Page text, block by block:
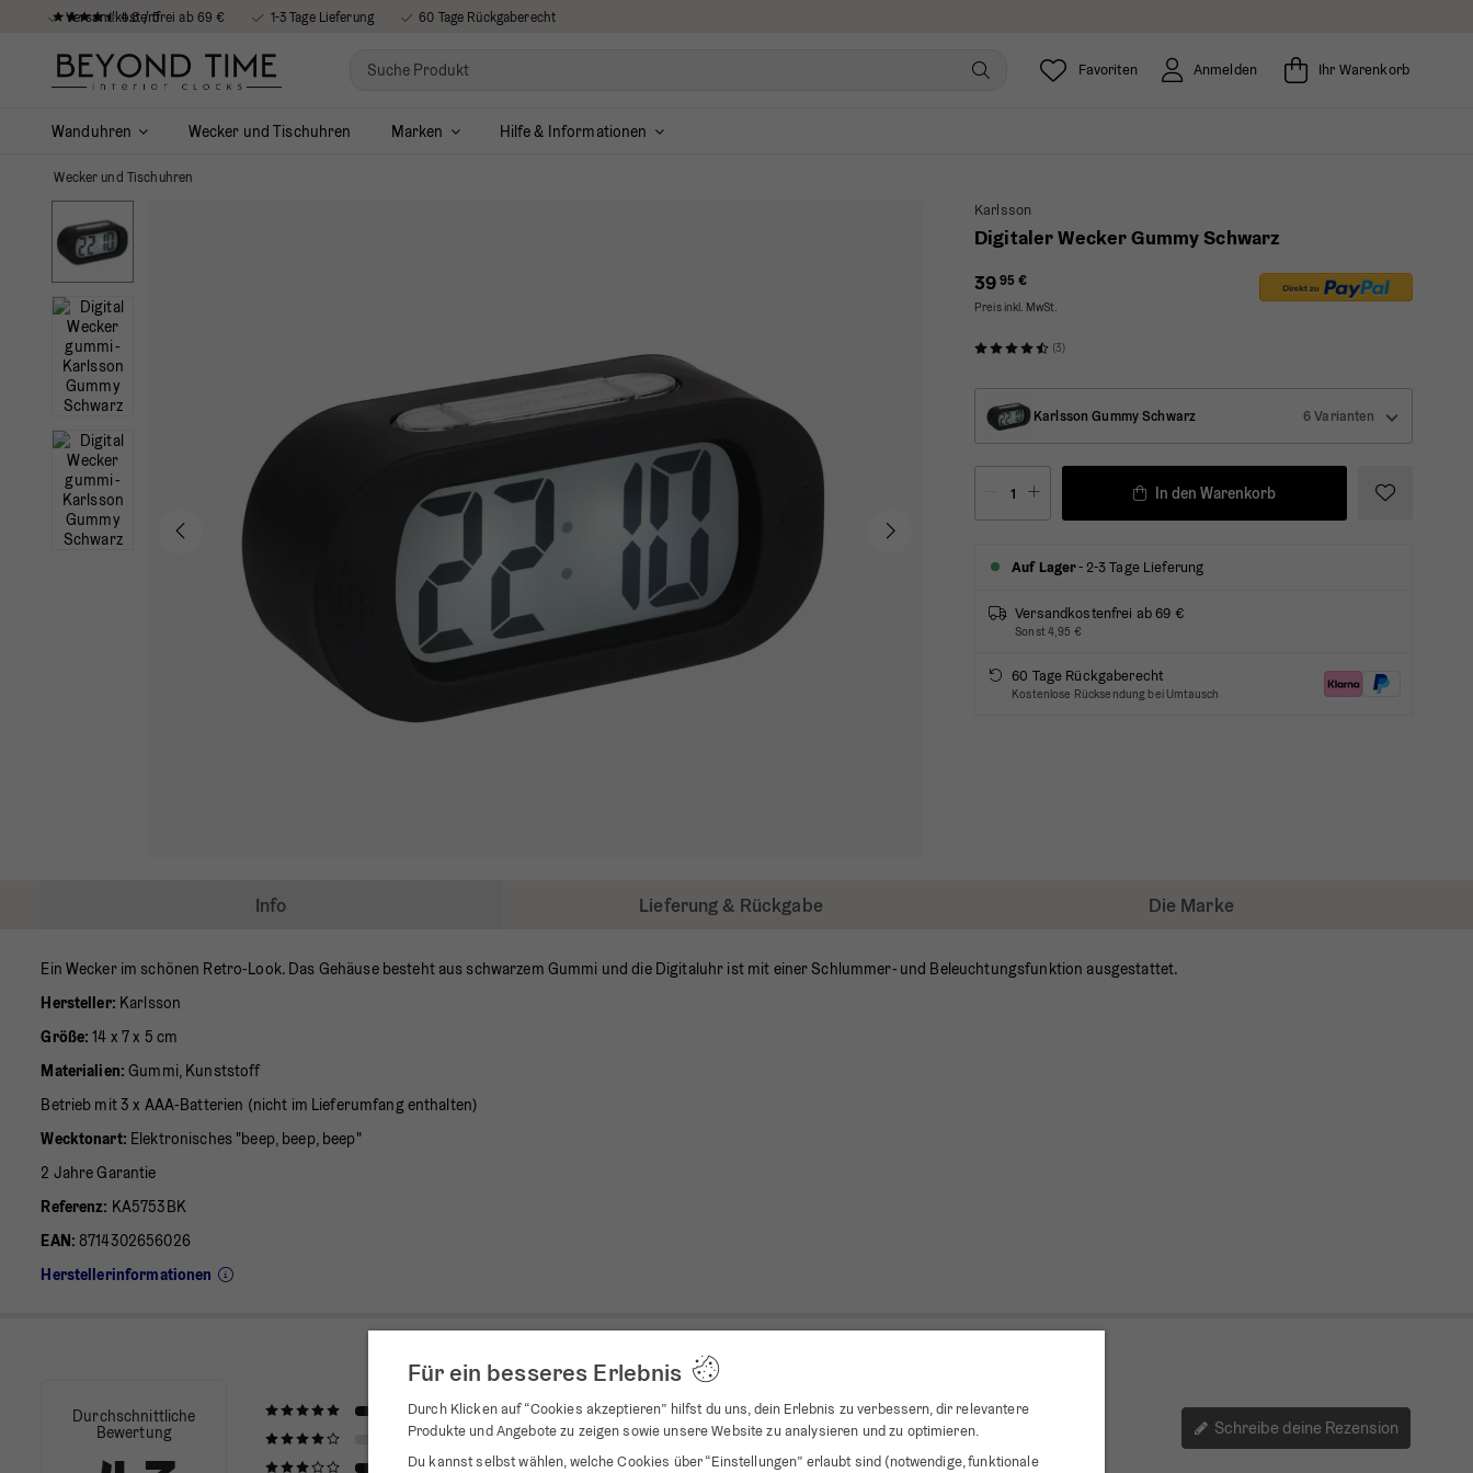
4.8 / 5
Versandkostenfrei ab 69 € 1-3 Tage Lieferung 60 Tage Rückgaberecht
Ihr Warenkorb
Anmelden
Favoriten
Wanduhren Wecker und Tischuhren Marken Hilfe & Informationen
Wecker und Tischuhren
Karlsson
Digitaler Wecker Gummy Schwarz
39 95 €
Preis inkl. MwSt.
(3)
Karlsson Gummy Schwarz 6 Varianten
In den Warenkorb
Auf Lager- 2-3 Tage Lieferung
Versandkostenfrei ab 69 €
Sonst 4,95 €
60 Tage Rückgaberecht
Kostenlose Rücksendung bei Umtausch
Info Lieferung & Rückgabe Die Marke
Ein Wecker im schönen Retro-Look. Das Gehäuse besteht aus schwarzem Gummi und die Digitaluhr ist mit einer Schlummer- und Beleuchtungsfunktion ausgestattet.
Hersteller: Karlsson
Größe: 14 x 7 x 5 cm
Materialien: Gummi, Kunststoff
Betrieb mit 3 x AAA-Batterien (nicht im Lieferumfang enthalten)
Wecktonart: Elektronisches "beep, beep, beep"
2 Jahre Garantie
Referenz: KA5753BK
EAN: 8714302656026
Herstellerinformationen
Produktbewertung
Durchschnittliche
Bewertung
2
0
1
Schreibe deine Rezension
Für ein besseres Erlebnis
Durch Klicken auf “Cookies akzeptieren” hilfst du uns, dein Erlebnis zu verbessern, dir relevantere
Produkte und Angebote zu zeigen sowie unsere Website zu analysieren und zu optimieren.
Du kannst selbst wählen, welche Cookies über “Einstellungen” erlaubt sind (notwendige, funktionale